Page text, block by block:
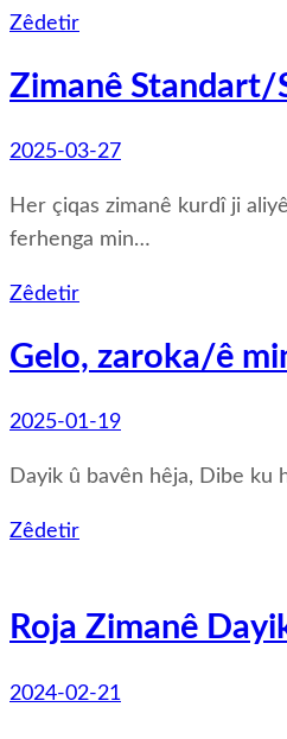
Zêdetir
Zimanê Standart/
2025-03-27
Her çiqas zimanê kurdî ji
ferhenga min…
Zêdetir
Gelo, zaroka/ê
2025-01-19
Dayik û bavên hêja, Dibe ku
Zêdetir
Roja Zimanê
2024-02-21